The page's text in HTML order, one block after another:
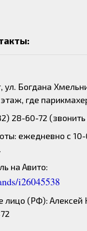
ул. Богдана
где
28-60-72
ежедневно с
на Авито:
i26045538
лицо (РФ):